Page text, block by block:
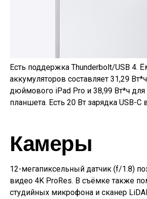
Есть поддержка Thunderbolt/USB 4.
аккумуляторов составляет 31,29
дюймового iPad Pro и 38,99 Вт*ч
планшета. Есть 20 Вт зарядка USB-C
Камеры
12-мегапиксельный датчик (f/1.8)
видео 4K ProRes. В съёмке также
студийных микрофона и сканер